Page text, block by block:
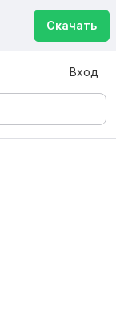
Скачать
Вход